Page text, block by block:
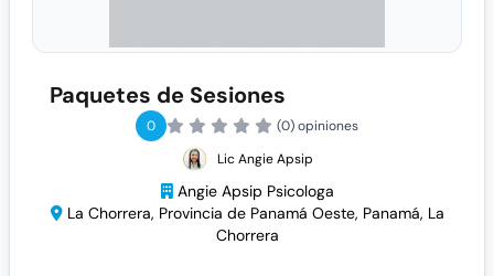
Paquetes de Sesiones
0
(0) opiniones
Lic Angie Apsip
Angie Apsip Psicologa
La Chorrera, Provincia de Panamá Oeste, Panamá, La
Chorrera